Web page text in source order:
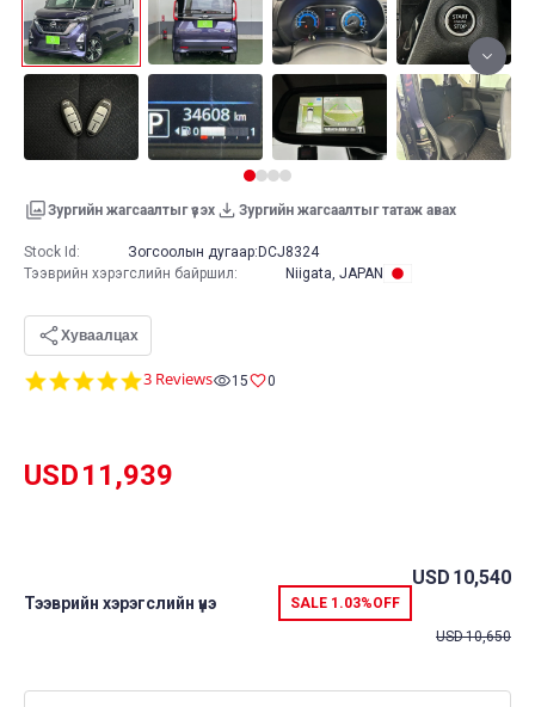
Зургийн жагсаалтыг үзэх Зургийн жагсаалтыг татаж авах
5.0
3 Reviews 15 0
USD11,939
Тээврийн хэрэгслийн үнэ SALE 1.03%OFF
USD 10,540
USD10,650
Stock Id: Зогсоолын дугаар: DCJ8324
Тээврийн хэрэгслийн байршил: Niigata, JAPAN
Хуваалцах